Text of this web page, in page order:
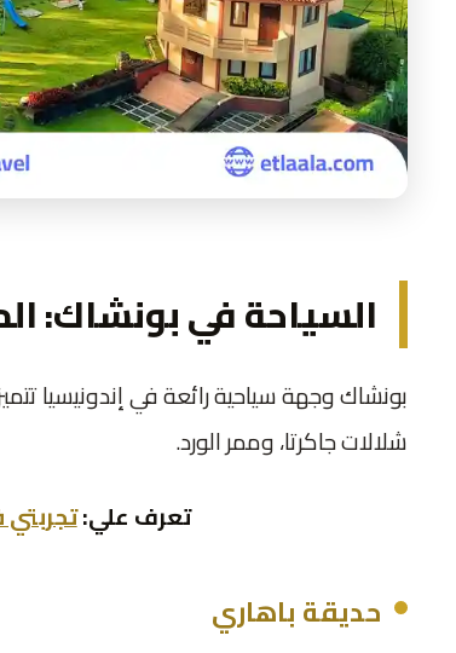
السياحة في بونشاك:
بونشاك وجهة سياحية رائعة في إندونيسيا
شلالات جاكرتا، وممر الورد.
تعرف علي:تجربتي
حديقة باهاري